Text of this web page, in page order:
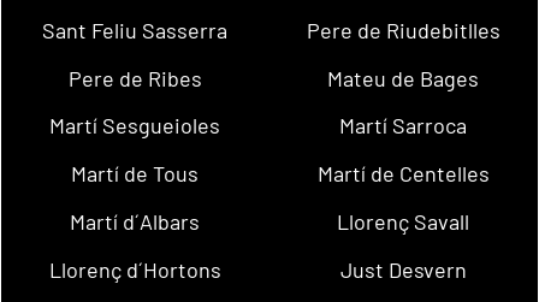
Sant Feliu Sasserra
Pere de Riudebitlles
Pere de Ribes
Mateu de Bages
Martí Sesgueioles
Martí Sarroca
Martí de Tous
Martí de Centelles
Martí d´Albars
Llorenç Savall
Llorenç d´Hortons
Just Desvern